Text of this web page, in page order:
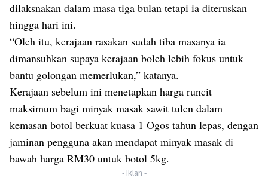
dilaksnakan dalam masa tiga bulan tetapi ia diteruskan
hingga hari ini.
“Oleh itu, kerajaan rasakan sudah tiba masanya ia
dimansuhkan supaya kerajaan boleh lebih fokus untuk
bantu golongan memerlukan,” katanya.
Kerajaan sebelum ini menetapkan harga runcit
maksimum bagi minyak masak sawit tulen dalam
kemasan botol berkuat kuasa 1 Ogos tahun lepas, dengan
jaminan pengguna akan mendapat minyak masak di
bawah harga RM30 untuk botol 5kg.
- Iklan -